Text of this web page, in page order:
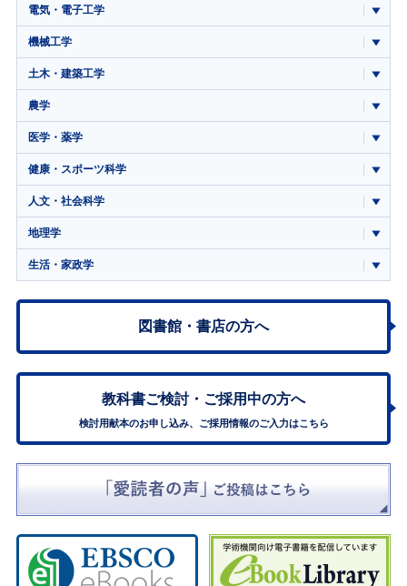
電気・電子工学
機械工学
土木・建築工学
農学
医学・薬学
健康・スポーツ科学
人文・社会科学
地理学
生活・家政学
図書館・書店の方へ
教科書ご検討・ ご採用中の方へ
検討用献本のお申し込み、ご採用情報のご入力はこちら